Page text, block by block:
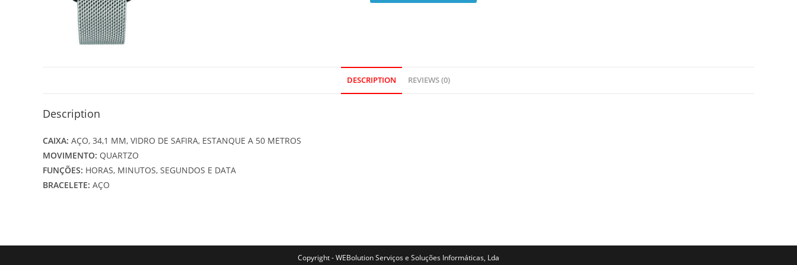
DESCRIPTION REVIEWS (0)
Description
CAIXA: AÇO, 34,1 MM, VIDRO DE SAFIRA, ESTANQUE A 50 METROS
MOVIMENTO: QUARTZO
FUNÇÕES: HORAS, MINUTOS, SEGUNDOS E DATA
BRACELETE: AÇO
Copyright - WEBolution Serviços e Soluções Informáticas, Lda